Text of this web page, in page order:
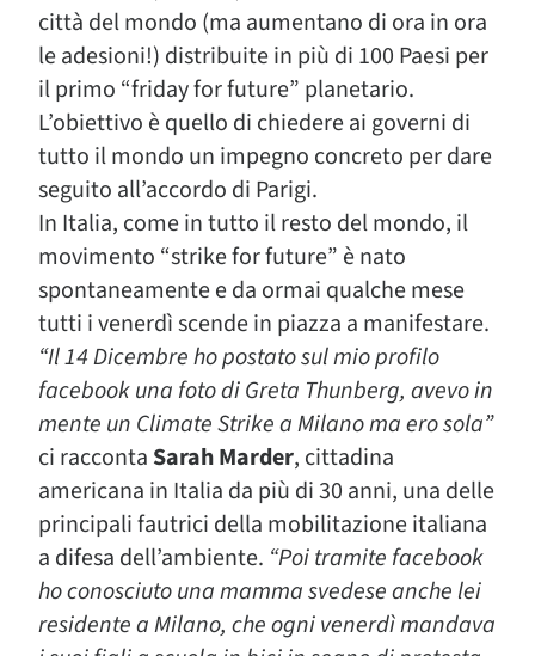
città del mondo (ma aumentano di ora in ora
le adesioni!) distribuite in più di 100 Paesi per
il primo “friday for future” planetario.
L’obiettivo è quello di chiedere ai governi di
tutto il mondo un impegno concreto per dare
seguito all’accordo di Parigi.
In Italia, come in tutto il resto del mondo, il
movimento “strike for future” è nato
spontaneamente e da ormai qualche mese
tutti i venerdì scende in piazza a manifestare.
“Il 14 Dicembre ho postato sul mio profilo
facebook una foto di Greta Thunberg, avevo in
mente un Climate Strike a Milano ma ero sola”
ci racconta Sarah Marder, cittadina
americana in Italia da più di 30 anni, una delle
principali fautrici della mobilitazione italiana
a difesa dell’ambiente. “Poi tramite facebook
ho conosciuto una mamma svedese anche lei
residente a Milano, che ogni venerdì mandava